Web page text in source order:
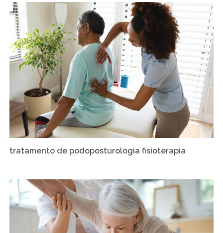
tratamento de podoposturologia fisioterapia